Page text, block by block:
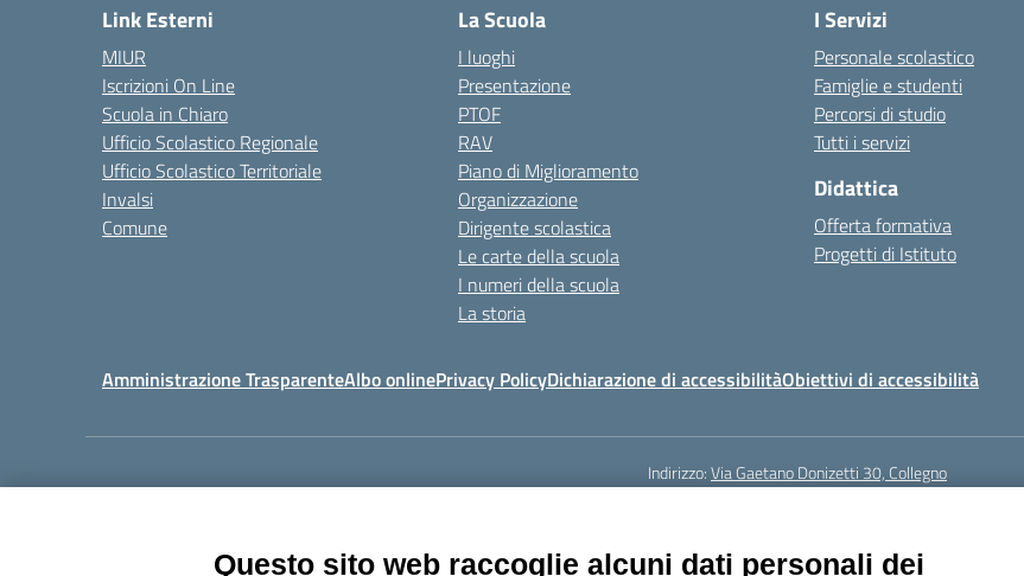
Link Esterni
MIUR
Iscrizioni On Line
Scuola in Chiaro
Ufficio Scolastico Regionale
Ufficio Scolastico Territoriale
Invalsi
Comune
La Scuola
I luoghi
Presentazione
PTOF
RAV
Piano di Miglioramento
Organizzazione
Dirigente scolastica
Le carte della scuola
I numeri della scuola
La storia
I Servizi
Personale scolastico
Famiglie e studenti
Percorsi di studio
Tutti i servizi
Didattica
Offerta formativa
Progetti di Istituto
Amministrazione TrasparenteAlbo onlinePrivacy PolicyDichiarazione di accessibilitàObiettivi di accessibilità
Indirizzo:Via Gaetano Donizetti 30, Collegno
Codice meccanografico:toic8cg002
Questo sito web raccoglie alcuni dati personali dei